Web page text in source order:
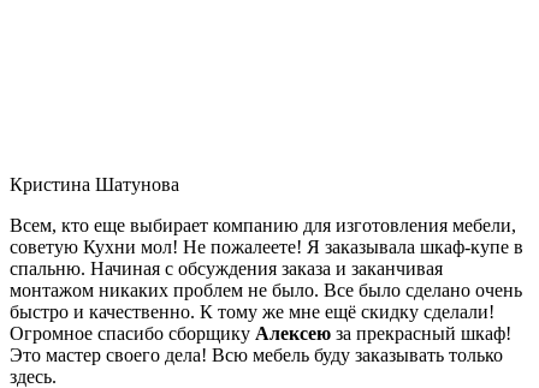
Кристина Шатунова
Всем, кто еще выбирает компанию для изготовления мебели,
советую Кухни мол! Не пожалеете! Я заказывала шкаф-купе в
спальню. Начиная с обсуждения заказа и заканчивая
монтажом никаких проблем не было. Все было сделано очень
быстро и качественно. К тому же мне ещё скидку сделали!
Огромное спасибо сборщику Алексею за прекрасный шкаф!
Это мастер своего дела! Всю мебель буду заказывать только
здесь.